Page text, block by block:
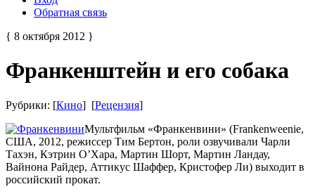
Обратная связь
{ 8 октября 2012 }
Франкенштейн и его собака
Рубрики: [Кино] [Рецензия]
Мультфильм «Франкенвини» (Frankenweenie,
США, 2012, режиссер Тим Бертон, роли озвучивали Чарли
Тахэн, Кэтрин О’Хара, Мартин Шорт, Мартин Ландау,
Вайнона Райдер, Аттикус Шаффер, Кристофер Ли) выходит в
российский прокат.